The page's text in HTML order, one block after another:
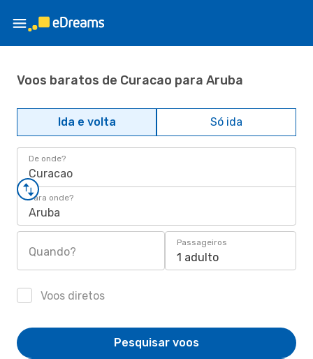
Voos baratos de Curacao para Aruba
Ida e volta Só ida
De onde?
Curacao
Para onde?
Aruba
Quando?
Passageiros
1 adulto
Voos diretos
Pesquisar voos